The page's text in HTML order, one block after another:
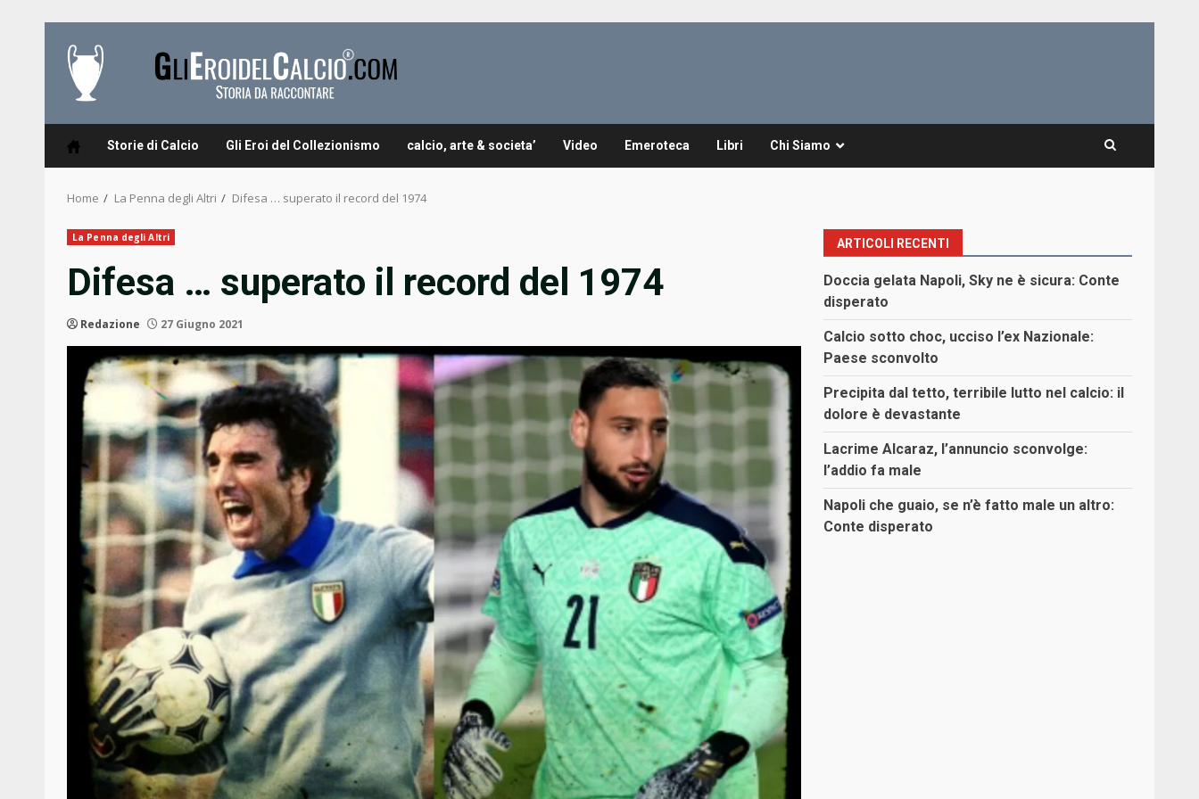
content
Storie di Calcio Gli Eroi del Collezionismo calcio, arte & societa’ Video Emeroteca Libri Chi Siamo
Home La Penna degli Altri Difesa … superato il record del 1974
La Penna degli Altri
Difesa … superato il record del 1974
Redazione 27 Giugno 2021
ARTICOLI RECENTI
Doccia gelata Napoli, Sky ne è sicura: Conte
disperato
Calcio sotto choc, ucciso l’ex Nazionale:
Paese sconvolto
Precipita dal tetto, terribile lutto nel calcio: il
dolore è devastante
Lacrime Alcaraz, l’annuncio sconvolge:
l’addio fa male
Napoli che guaio, se n’è fatto male un altro:
Conte disperato